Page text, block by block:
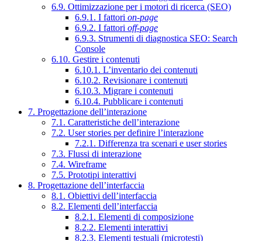
6.9. Ottimizzazione per i motori di ricerca (SEO)
6.9.1. I fattori on-page
6.9.2. I fattori off-page
6.9.3. Strumenti di diagnostica SEO: Search
Console
6.10. Gestire i contenuti
6.10.1. L’inventario dei contenuti
6.10.2. Revisionare i contenuti
6.10.3. Migrare i contenuti
6.10.4. Pubblicare i contenuti
7. Progettazione dell’interazione
7.1. Caratteristiche dell’interazione
7.2. User stories per definire l’interazione
7.2.1. Differenza tra scenari e user stories
7.3. Flussi di interazione
7.4. Wireframe
7.5. Prototipi interattivi
8. Progettazione dell’interfaccia
8.1. Obiettivi dell’interfaccia
8.2. Elementi dell’interfaccia
8.2.1. Elementi di composizione
8.2.2. Elementi interattivi
8.2.3. Elementi testuali (microtesti)